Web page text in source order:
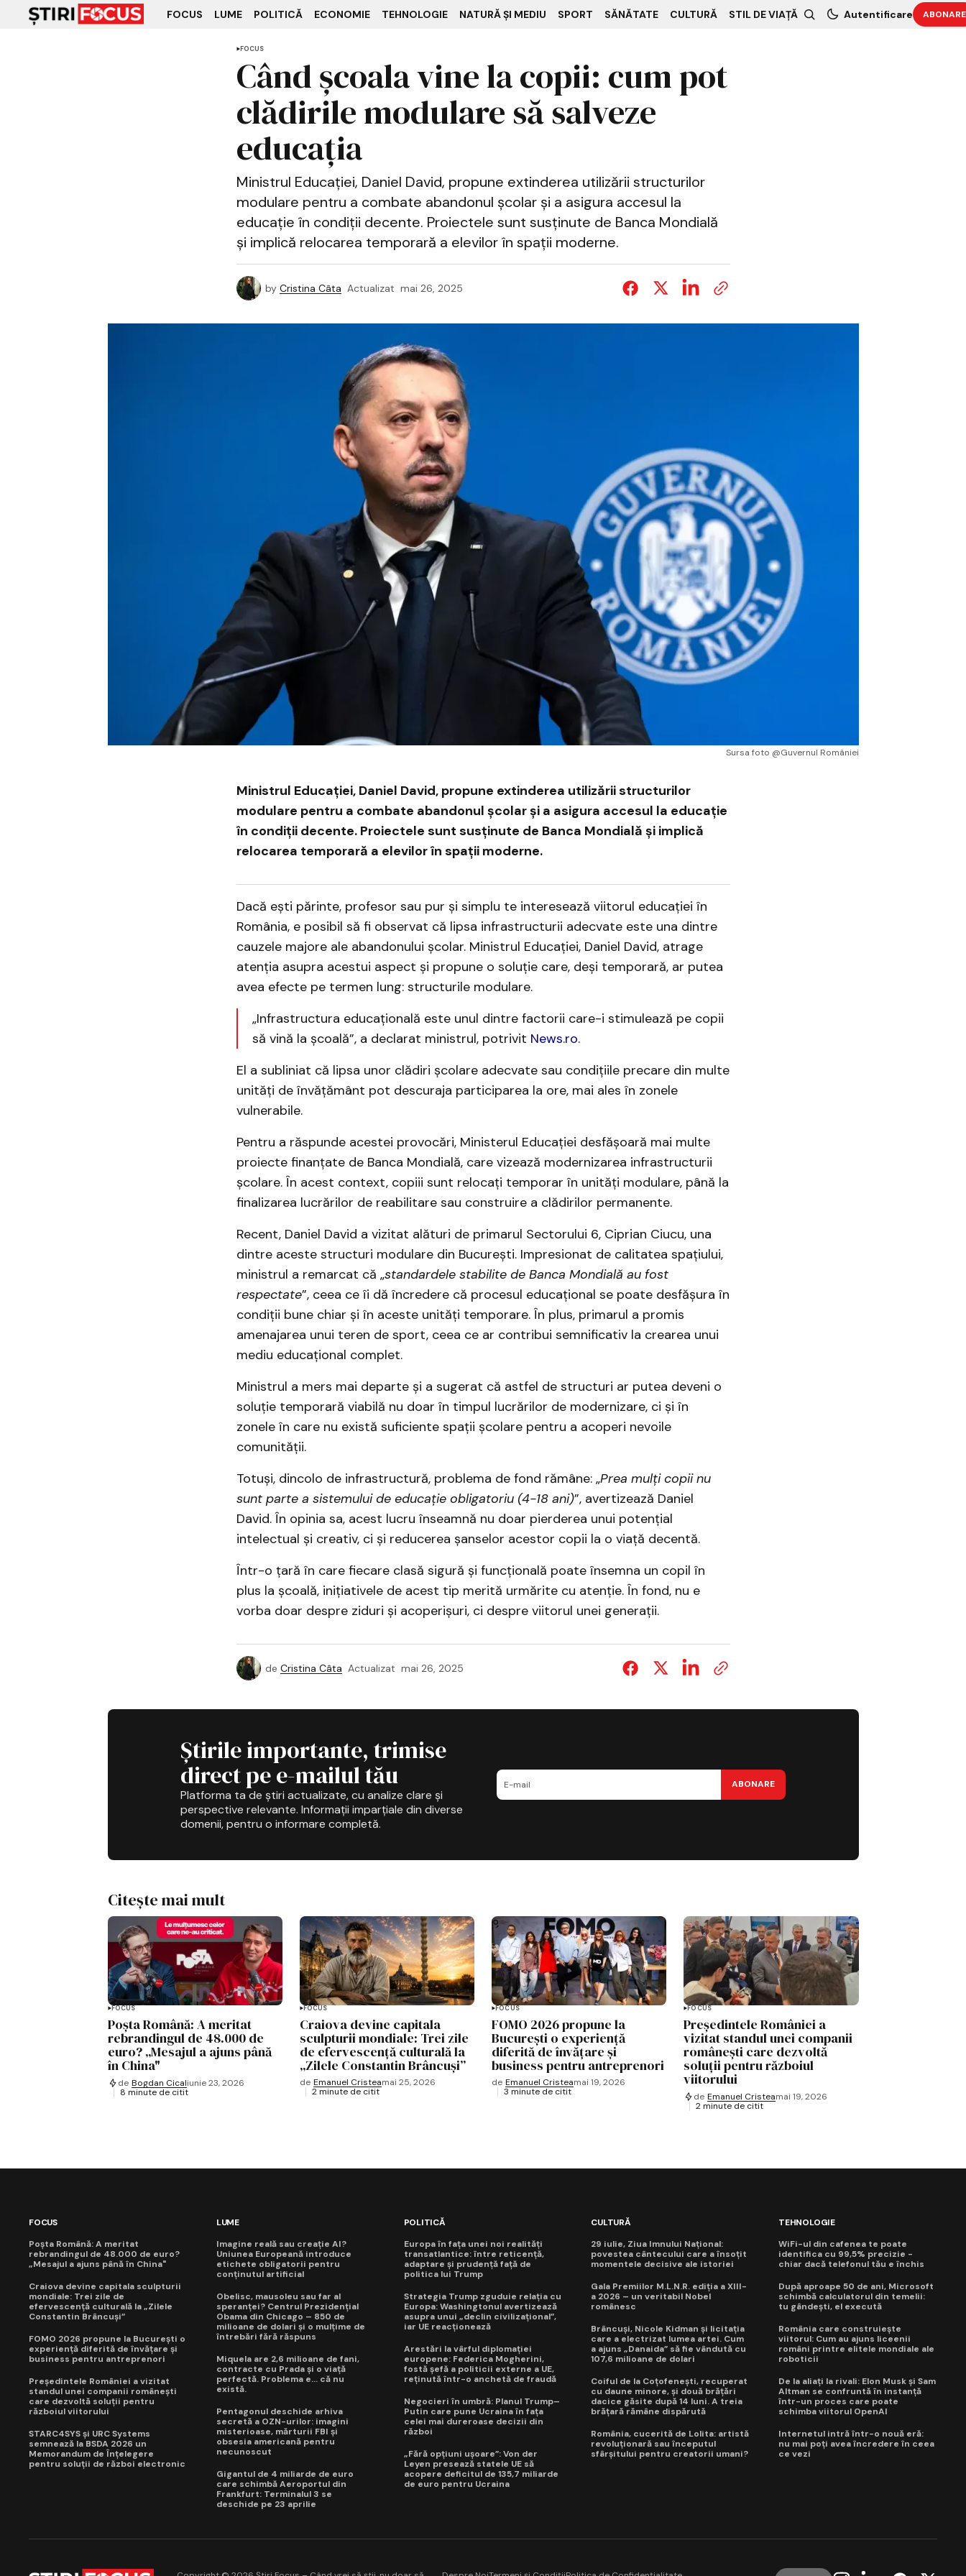
FOCUS LUME POLITICĂ ECONOMIE TEHNOLOGIE NATURĂ ȘI MEDIU SPORT SĂNĂTATE CULTURĂ STIL DE VIAȚĂ Autentificare ABONARE
FOCUS
Când școala vine la copii: cum pot
clădirile modulare să salveze
educația
Ministrul Educației, Daniel David, propune extinderea utilizării structurilor
modulare pentru a combate abandonul școlar și a asigura accesul la
educație în condiții decente. Proiectele sunt susținute de Banca Mondială
și implică relocarea temporară a elevilor în spații moderne.
by Cristina Câta Actualizat mai 26, 2025
Sursa foto @Guvernul României
Ministrul Educației, Daniel David, propune extinderea utilizării structurilor
modulare pentru a combate abandonul școlar și a asigura accesul la educație
în condiții decente. Proiectele sunt susținute de Banca Mondială și implică
relocarea temporară a elevilor în spații moderne.
Dacă ești părinte, profesor sau pur și simplu te interesează viitorul educației în
România, e posibil să fi observat că lipsa infrastructurii adecvate este una dintre
cauzele majore ale abandonului școlar. Ministrul Educației, Daniel David, atrage
atenția asupra acestui aspect și propune o soluție care, deși temporară, ar putea
avea efecte pe termen lung: structurile modulare.
„Infrastructura educaţională este unul dintre factorii care-i stimulează pe copii
să vină la şcoală”, a declarat ministrul, potrivit News.ro.
El a subliniat că lipsa unor clădiri școlare adecvate sau condițiile precare din multe
unități de învățământ pot descuraja participarea la ore, mai ales în zonele
vulnerabile.
Pentru a răspunde acestei provocări, Ministerul Educației desfășoară mai multe
proiecte finanțate de Banca Mondială, care vizează modernizarea infrastructurii
școlare. În acest context, copiii sunt relocați temporar în unități modulare, până la
finalizarea lucrărilor de reabilitare sau construire a clădirilor permanente.
Recent, Daniel David a vizitat alături de primarul Sectorului 6, Ciprian Ciucu, una
dintre aceste structuri modulare din București. Impresionat de calitatea spațiului,
ministrul a remarcat că „standardele stabilite de Banca Mondială au fost
respectate”, ceea ce îi dă încredere că procesul educațional se poate desfășura în
condiții bune chiar și în aceste unități temporare. În plus, primarul a promis
amenajarea unui teren de sport, ceea ce ar contribui semnificativ la crearea unui
mediu educațional complet.
Ministrul a mers mai departe și a sugerat că astfel de structuri ar putea deveni o
soluție temporară viabilă nu doar în timpul lucrărilor de modernizare, ci și în
zonele în care nu există suficiente spații școlare pentru a acoperi nevoile
comunității.
Totuși, dincolo de infrastructură, problema de fond rămâne: „Prea mulţi copii nu
sunt parte a sistemului de educaţie obligatoriu (4-18 ani)”, avertizează Daniel
David. În opinia sa, acest lucru înseamnă nu doar pierderea unui potențial
intelectual și creativ, ci și reducerea șanselor acestor copii la o viață decentă.
Într-o țară în care fiecare clasă sigură și funcțională poate însemna un copil în
plus la școală, inițiativele de acest tip merită urmărite cu atenție. În fond, nu e
vorba doar despre ziduri și acoperișuri, ci despre viitorul unei generații.
de Cristina Câta Actualizat mai 26, 2025
Știrile importante, trimise
direct pe e-mailul tău
Platforma ta de știri actualizate, cu analize clare și
perspective relevante. Informații imparțiale din diverse
domenii, pentru o informare completă.
ABONARE
Citește mai mult
FOCUS
Poșta Română: A meritat
rebrandingul de 48.000 de
euro? „Mesajul a ajuns până
în China"
de Bogdan Cicaliunie 23, 2026
8 minute de citit
FOCUS
Craiova devine capitala
sculpturii mondiale: Trei zile
de efervescență culturală la
„Zilele Constantin Brâncuși”
de Emanuel Cristeamai 25, 2026
2 minute de citit
FOCUS
FOMO 2026 propune la
București o experiență
diferită de învățare și
business pentru antreprenori
de Emanuel Cristeamai 19, 2026
3 minute de citit
FOCUS
Președintele României a
vizitat standul unei companii
românești care dezvoltă
soluții pentru războiul
viitorului
de Emanuel Cristeamai 19, 2026
2 minute de citit
FOCUS
Poșta Română: A meritat
rebrandingul de 48.000 de euro?
„Mesajul a ajuns până în China"
Craiova devine capitala sculpturii
mondiale: Trei zile de
efervescență culturală la „Zilele
Constantin Brâncuși”
FOMO 2026 propune la București o
experiență diferită de învățare și
business pentru antreprenori
Președintele României a vizitat
standul unei companii românești
care dezvoltă soluții pentru
războiul viitorului
STARC4SYS și URC Systems
semnează la BSDA 2026 un
Memorandum de Înțelegere
pentru soluții de război electronic
LUME
Imagine reală sau creație AI?
Uniunea Europeană introduce
etichete obligatorii pentru
conținutul artificial
Obelisc, mausoleu sau far al
speranței? Centrul Prezidențial
Obama din Chicago – 850 de
milioane de dolari și o mulțime de
întrebări fără răspuns
Miquela are 2,6 milioane de fani,
contracte cu Prada și o viață
perfectă. Problema e... că nu
există.
Pentagonul deschide arhiva
secretă a OZN-urilor: imagini
misterioase, mărturii FBI și
obsesia americană pentru
necunoscut
Gigantul de 4 miliarde de euro
care schimbă Aeroportul din
Frankfurt: Terminalul 3 se
deschide pe 23 aprilie
POLITICĂ
Europa în fața unei noi realități
transatlantice: între reticență,
adaptare și prudență față de
politica lui Trump
Strategia Trump zguduie relația cu
Europa: Washingtonul avertizează
asupra unui „declin civilizațional”,
iar UE reacționează
Arestări la vârful diplomației
europene: Federica Mogherini,
fostă șefă a politicii externe a UE,
reținută într-o anchetă de fraudă
Negocieri în umbră: Planul Trump–
Putin care pune Ucraina în fața
celei mai dureroase decizii din
război
„Fără opțiuni ușoare”: Von der
Leyen presează statele UE să
acopere deficitul de 135,7 miliarde
de euro pentru Ucraina
CULTURĂ
29 iulie, Ziua Imnului Național:
povestea cântecului care a însoțit
momentele decisive ale istoriei
Gala Premiilor M.L.N.R. ediția a XIII-
a 2026 – un veritabil Nobel
românesc
Brâncuși, Nicole Kidman și licitația
care a electrizat lumea artei. Cum
a ajuns „Danaida” să fie vândută cu
107,6 milioane de dolari
Coiful de la Coțofenești, recuperat
cu daune minore, și două brățări
dacice găsite după 14 luni. A treia
brățară rămâne dispărută
România, cucerită de Lolita: artistă
revoluționară sau începutul
sfârșitului pentru creatorii umani?
TEHNOLOGIE
WiFi-ul din cafenea te poate
identifica cu 99,5% precizie -
chiar dacă telefonul tău e închis
După aproape 50 de ani, Microsoft
schimbă calculatorul din temelii:
tu gândești, el execută
România care construiește
viitorul: Cum au ajuns liceenii
români printre elitele mondiale ale
roboticii
De la aliați la rivali: Elon Musk și Sam
Altman se confruntă în instanță
într-un proces care poate
schimba viitorul OpenAI
Internetul intră într-o nouă eră:
nu mai poți avea încredere în ceea
ce vezi